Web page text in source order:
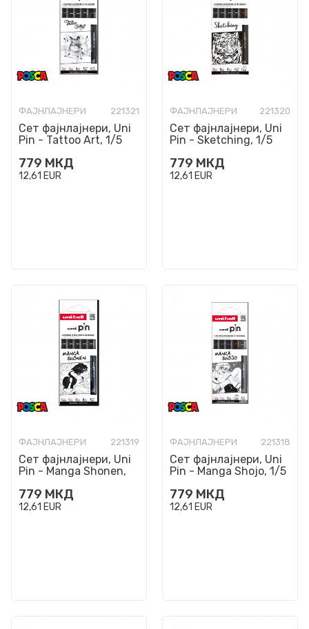
ФАЈНЛАЈНЕРИ 221321
Сет фајнлајнери, Uni
Pin - Tattoo Art, 1/5
779 МКД
12,61 EUR
ФАЈНЛАЈНЕРИ 221320
Сет фајнлајнери, Uni
Pin - Sketching, 1/5
779 МКД
12,61 EUR
ФАЈНЛАЈНЕРИ 221319
Сет фајнлајнери, Uni
Pin - Manga Shonen,
779 МКД
12,61 EUR
ФАЈНЛАЈНЕРИ 221318
Сет фајнлајнери, Uni
Pin - Manga Shojo, 1/5
779 МКД
12,61 EUR